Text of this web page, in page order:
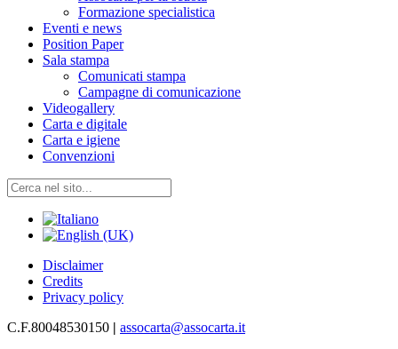
Formazione specialistica
Eventi e news
Position Paper
Sala stampa
Comunicati stampa
Campagne di comunicazione
Videogallery
Carta e digitale
Carta e igiene
Convenzioni
Disclaimer
Credits
Privacy policy
C.F.80048530150 | assocarta@assocarta.it